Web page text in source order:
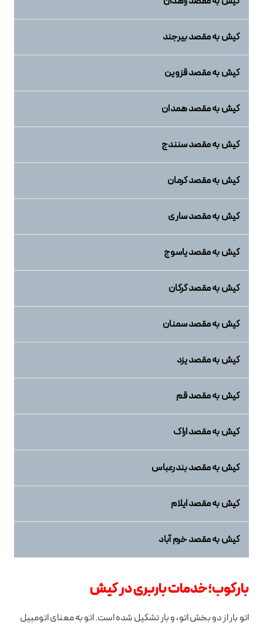
کیش به مقصد بیرجند
کیش به مقصد قزوین
کیش به مقصد همدان
کیش به مقصد سنندج
کیش به مقصد کرمان
کیش به مقصد ساری
کیش به مقصد یاسوج
کیش به مقصد گرگان
کیش به مقصد سمنان
کیش به مقصد یزد
کیش به مقصد قم
کیش به مقصد اراک
کیش به مقصد بندرعباس
کیش به مقصد ایلام
کیش به مقصد خرم آباد
بارکوب؛ خدمات باربری در کیش
اتو بار از دو بخش اتو، و بار تشکیل شده است. اتو به معنای اتومبیل